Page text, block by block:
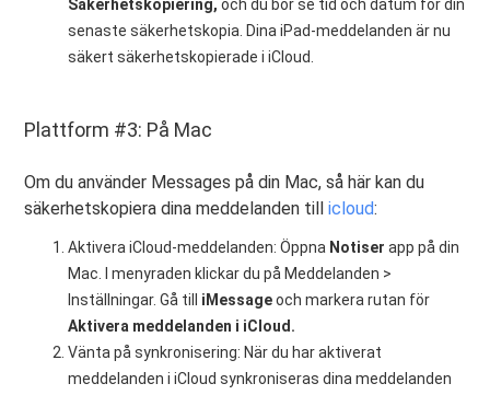
Säkerhetskopiering, och du bör se tid och datum för din
senaste säkerhetskopia. Dina iPad-meddelanden är nu
säkert säkerhetskopierade i iCloud.
Plattform #3: På Mac
Om du använder Messages på din Mac, så här kan du
säkerhetskopiera dina meddelanden tillicloud:
Aktivera iCloud-meddelanden: Öppna Notiser app på din
Mac. I menyraden klickar du på Meddelanden >
Inställningar. Gå till iMessageoch markera rutan för
Aktivera meddelanden i iCloud.
Vänta på synkronisering: När du har aktiverat
meddelanden i iCloud synkroniseras dina meddelanden